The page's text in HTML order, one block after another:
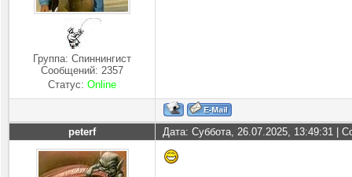
Группа: Спиннингист
Сообщений: 2357
Статус: Online
peterf Дата: Суббота, 26.07.2025, 13:49:31 |